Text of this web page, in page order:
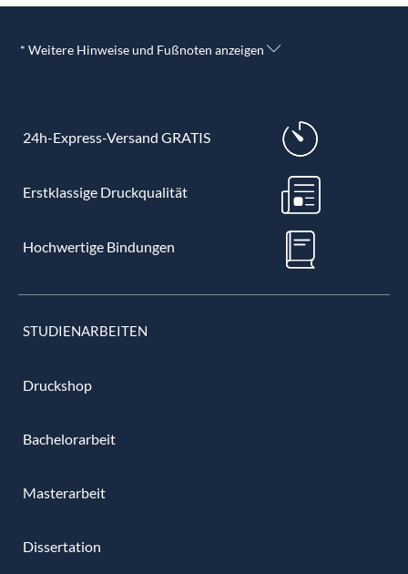
* Weitere Hinweise und Fußnoten anzeigen
24h-Express-Versand GRATIS
Erstklassige Druckqualität
Hochwertige Bindungen
STUDIENARBEITEN
Druckshop
Bachelorarbeit
Masterarbeit
Dissertation